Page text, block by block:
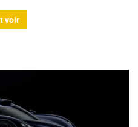
voir